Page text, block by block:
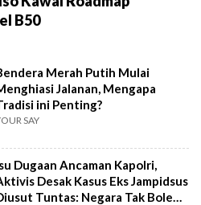
B50
Merah Putih Mulai
Jalanan, Mengapa
ini Penting?
SAY
Dugaan Ancaman Kapolri,
Desak Kasus Eks Jampidsus
Tuntas: Negara Tak Boleh